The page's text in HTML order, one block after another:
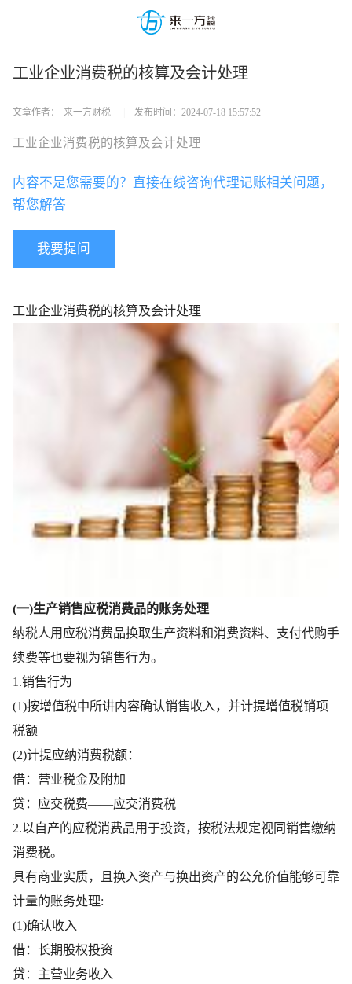
工业企业消费税的核算及会计处理
文章作者： 来一方财税 发布时间：2024-07-18 15:57:52
工业企业消费税的核算及会计处理
我要提问
内容不是您需要的？直接在线咨询代理记账相关问题，
帮您解答
工业企业消费税的核算及会计处理
(一)生产销售应税消费品的账务处理
纳税人用应税消费品换取生产资料和消费资料、支付代购手
续费等也要视为销售行为。
1.销售行为
(1)按增值税中所讲内容确认销售收入，并计提增值税销项
税额
(2)计提应纳消费税额：
借：营业税金及附加
贷：应交税费——应交消费税
2.以自产的应税消费品用于投资，按税法规定视同销售缴纳
消费税。
具有商业实质，且换入资产与换出资产的公允价值能够可靠
计量的账务处理:
(1)确认收入
借：长期股权投资
贷：主营业务收入